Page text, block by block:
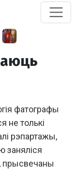
фатографы
не толькі
рэпартажы,
заняліся
прысвечаны